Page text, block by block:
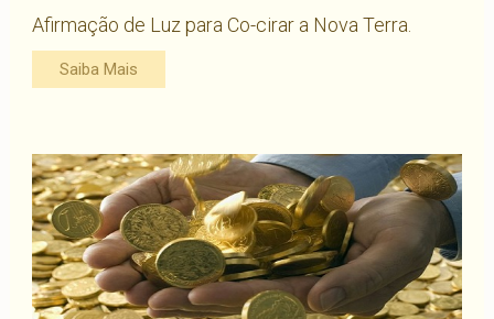
Afirmação de Luz para Co-cirar a Nova Terra.
Saiba Mais